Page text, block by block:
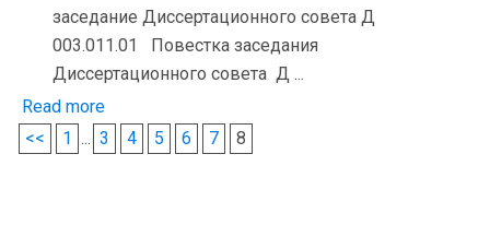
заседание Диссертационного совета Д
003.011.01 Повестка заседания
Диссертационного совета Д ...
Read more
<<
1 ... 3 4 5 6 7 8